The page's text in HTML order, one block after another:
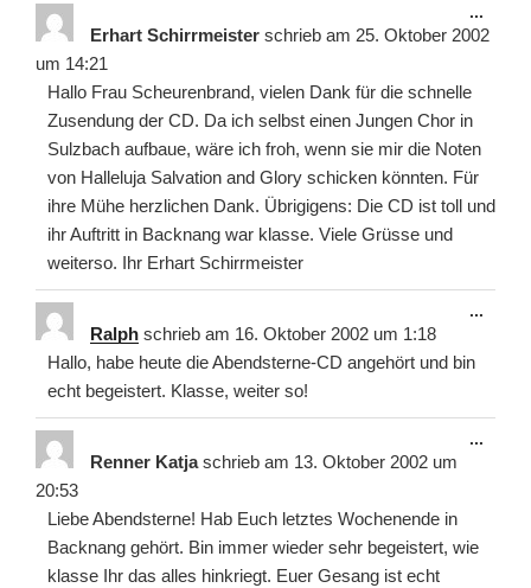
Erhart Schirrmeister schrieb am 25. Oktober 2002
um 14:21
Hallo Frau Scheurenbrand, vielen Dank für die schnelle
Zusendung der CD. Da ich selbst einen Jungen Chor in
Sulzbach aufbaue, wäre ich froh, wenn sie mir die Noten
von Halleluja Salvation and Glory schicken könnten. Für
ihre Mühe herzlichen Dank. Übrigigens: Die CD ist toll und
ihr Auftritt in Backnang war klasse. Viele Grüsse und
weiterso. Ihr Erhart Schirrmeister
...
ein-/
Ralph schrieb am 16. Oktober 2002 um 1:18
Hallo, habe heute die Abendsterne-CD angehört und bin
echt begeistert. Klasse, weiter so!
...
Renner Katjaschrieb am 13. Oktober 2002 um
20:53
Liebe Abendsterne! Hab Euch letztes Wochenende in
Backnang gehört. Bin immer wieder sehr begeistert, wie
klasse Ihr das alles hinkriegt. Euer Gesang ist echt
...